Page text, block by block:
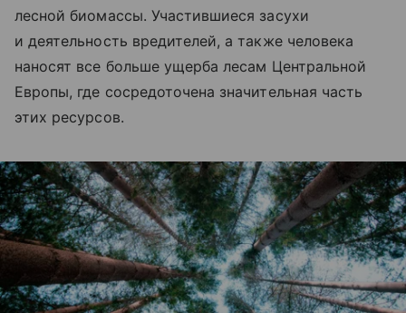
лесной биомассы. Участившиеся засухи
и деятельность вредителей, а также человека
наносят все больше ущерба лесам Центральной
Европы, где сосредоточена значительная часть
этих ресурсов.